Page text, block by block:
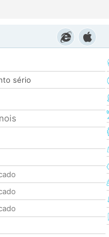
sério